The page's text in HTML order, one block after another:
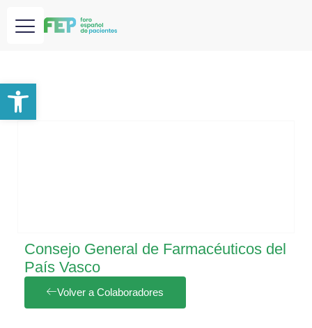
Consejo General de Farmacéuticos del
País Vasco
Volver a Colaboradores
Abrir barra de herramientas